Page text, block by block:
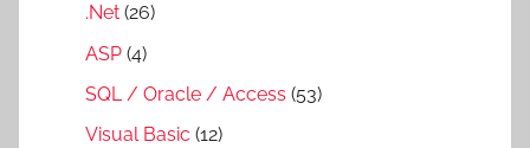
.Net (26)
ASP (4)
SQL / Oracle / Access (53)
Visual Basic (12)